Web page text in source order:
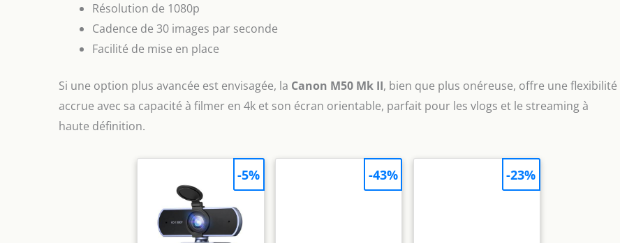
Résolution de 1080p
Cadence de 30 images par seconde
Facilité de mise en place
Si une option plus avancée est envisagée, la Canon M50 Mk II, bien que plus onéreuse, offre une flexibilité
accrue avec sa capacité à filmer en 4k et son écran orientable, parfait pour les vlogs et le streaming à
haute définition.
-5% -43% -23%